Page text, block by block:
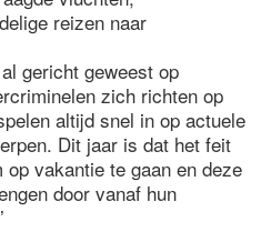
reizen naar
gericht geweest op
zich richten op
altijd snel in op actuele
Dit jaar is dat het feit
vakantie te gaan en deze
door vanaf hun